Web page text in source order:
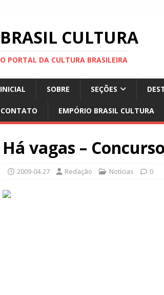
BRASIL CULTURA
O PORTAL DA CULTURA BRASILEIRA
INICIAL SOBRE SEÇÕES
CONTATO EMPÓRIO BRASIL CULTURA
Há vagas –
2009-04-27 Redação Notícias 0